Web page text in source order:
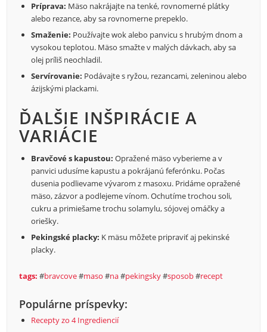
Príprava: Mäso nakrájajte na tenké, rovnomerné plátky
alebo rezance, aby sa rovnomerne prepeklo.
Smaženie: Používajte wok alebo panvicu s hrubým dnom a
vysokou teplotou. Mäso smažte v malých dávkach, aby sa
olej príliš neochladil.
Servírovanie: Podávajte s ryžou, rezancami, zeleninou alebo
ázijskými plackami.
ĎALŠIE INŠPIRÁCIE A
VARIÁCIE
Bravčové s kapustou: Opražené mäso vyberieme a v
panvici udusíme kapustu a pokrájanú feferónku. Počas
dusenia podlievame vývarom z masoxu. Pridáme opražené
mäso, zázvor a podlejeme vínom. Ochutíme trochou soli,
cukru a primiešame trochu solamylu, sójovej omáčky a
oriešky.
Pekingské placky: K mäsu môžete pripraviť aj pekinské
placky.
tags: #bravcove#maso #na#pekingsky#sposob#recept
Populárne príspevky:
Recepty zo 4 Ingrediencií